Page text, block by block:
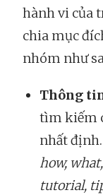
hành vi của
chia mục
nhóm như
Thông
tìm kiếm
nhất
how,
tutorial,